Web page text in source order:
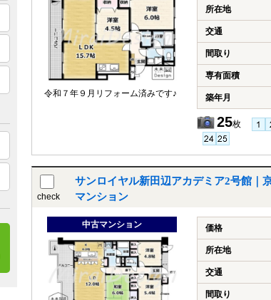
令和７年９月リフォーム済みです♪
所在地
交通
間取り
専有面積
築年月
25枚
check
サンロイヤル新田辺アカデミア2号館｜
マンション
中古マンション 価格
所在地
交通
間取り